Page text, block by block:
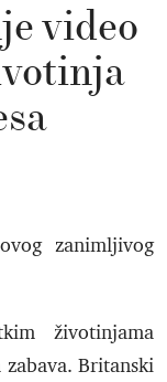
video
zanimljivog
životinjama
zabava. Britanski